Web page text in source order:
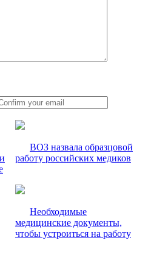
ВОЗ назвала образцовой
работу российских медиков
Необходимые
медицинские документы,
чтобы устроиться на работу